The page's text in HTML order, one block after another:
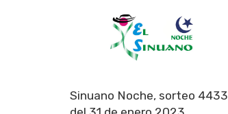
Sinuano Noche, sorteo 4433